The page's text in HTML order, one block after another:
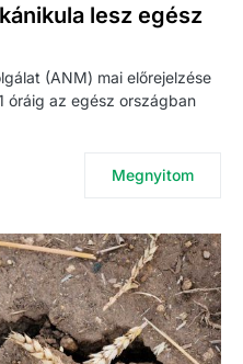
lesz egész
(ANM) mai előrejelzése
óráig az egész országban
Megnyitom